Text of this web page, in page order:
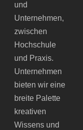
und
Unternehmen,
zwischen
Hochschule
und Praxis.
Unternehmen
bieten wir eine
breite Palette
kreativen
Wissens und